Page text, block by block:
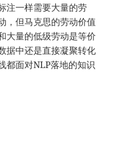
注一样需要大量的劳
，但马克思的劳动价值
大量的低级劳动是等价
据中还是直接凝聚转化
都面对NLP落地的知识